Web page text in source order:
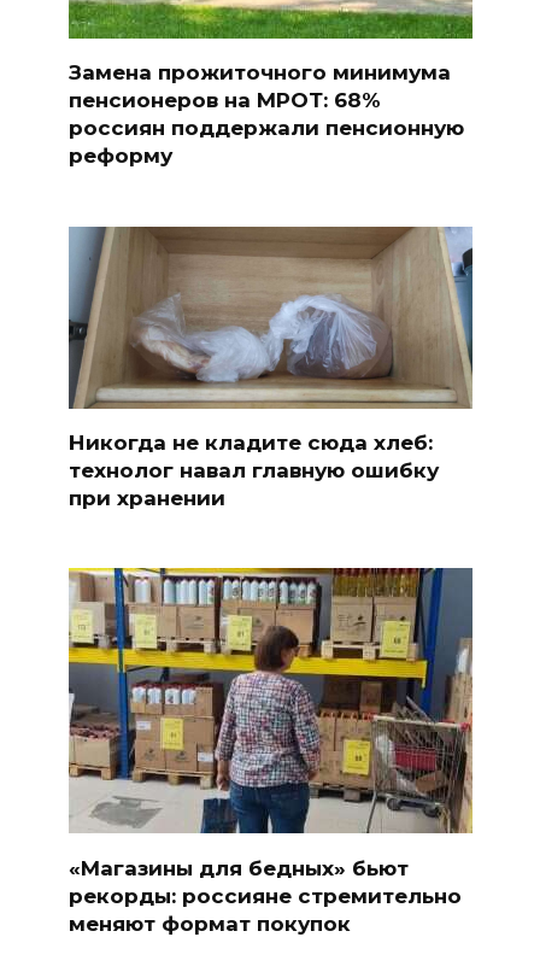
Замена прожиточного минимума
пенсионеров на МРОТ: 68%
россиян поддержали пенсионную
реформу
Никогда не кладите сюда хлеб:
технолог навал главную ошибку
при хранении
«Магазины для бедных» бьют
рекорды: россияне стремительно
меняют формат покупок